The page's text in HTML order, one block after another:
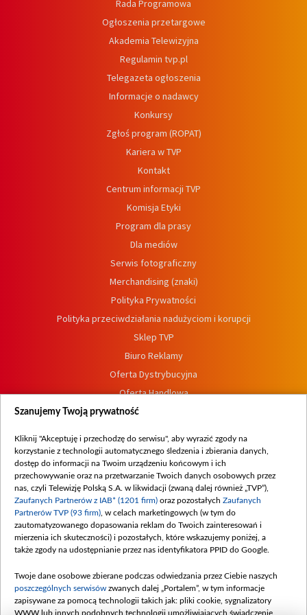
Rada Programowa
Ogłoszenia przetargowe
Akademia Telewizyjna
Regulamin tvp.pl
Telegazeta ogłoszenia
Informacje o nadawcy
Konkursy
Zgłoś program (ROPAT)
Kariera w TVP
Kontakt
Centrum informacji TVP
Komisja Etyki
Program dla prasy
Dla mediów
Serwis fotograficzny
Merchandising (znaki)
Polityka Prywatności
Polityka przeciwdziałania nadużyciom i korupcji
Sklep TVP
Biuro Reklamy
Oferta Dystrybucyjna
Oferta Handlowa
Dostępność
Procedura zgłoszeń wewnętrznych
Szanujemy Twoją prywatność
Kliknij "Akceptuję i przechodzę do serwisu", aby wyrazić zgody na
korzystanie z technologii automatycznego śledzenia i zbierania danych,
dostęp do informacji na Twoim urządzeniu końcowym i ich
przechowywanie oraz na przetwarzanie Twoich danych osobowych przez
nas, czyli Telewizję Polską S.A. w likwidacji (zwaną dalej również „TVP”),
Zaufanych Partnerów z IAB* (1201 firm) oraz pozostałych Zaufanych
Partnerów TVP (93 firm) , w celach marketingowych (w tym do
zautomatyzowanego dopasowania reklam do Twoich zainteresowań i
mierzenia ich skuteczności) i pozostałych, które wskazujemy poniżej, a
także zgody na udostępnianie przez nas identyfikatora PPID do Google.
Twoje dane osobowe zbierane podczas odwiedzania przez Ciebie naszych
poszczególnych serwisów zwanych dalej „Portalem”, w tym informacje
zapisywane za pomocą technologii takich jak: pliki cookie, sygnalizatory
WWW lub innych podobnych technologii umożliwiających świadczenie